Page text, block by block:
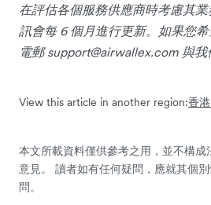
在評估各個服務供應商時考慮其
訊會每 6 個月進行更新。如果您
電郵support@airwallex.com 與我
View this article in another region:香
本文所載資料僅供參考之用，並不構成
意見。 讀者如有任何疑問，應就其個
問。